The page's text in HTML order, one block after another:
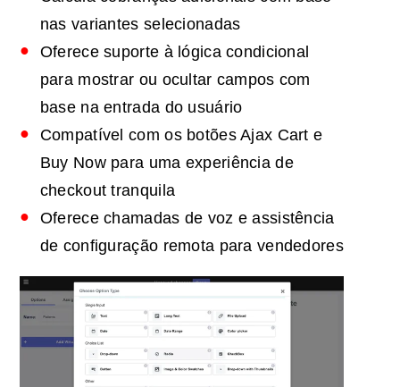
nas variantes selecionadas
Oferece suporte à lógica condicional
para mostrar ou ocultar campos com
base na entrada do usuário
Compatível com os botões Ajax Cart e
Buy Now para uma experiência de
checkout tranquila
Oferece chamadas de voz e assistência
de configuração remota para vendedores